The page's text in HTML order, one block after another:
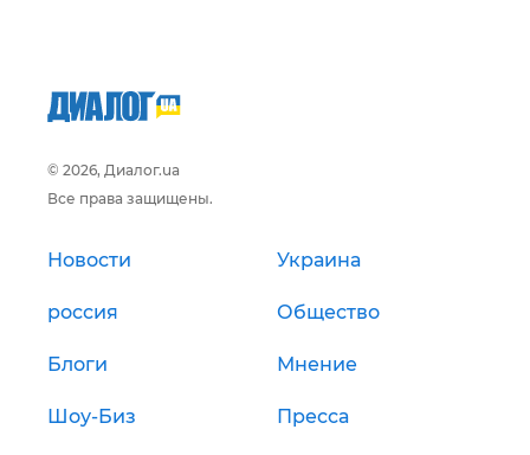
© 2026, Диалог.ua
Все права защищены.
Новости Украина
россия Общество
Блоги Мнение
Шоу-Биз Пресса